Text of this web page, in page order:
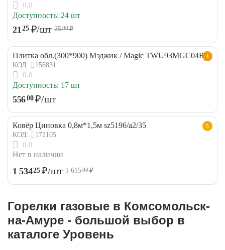
0.0
Доступность: 24 шт
21 25 ₽/шт 2500 ₽
4
Плитка обл.(300*900) Мэджик / Magic TWU93MGC04R
КОД: 156831
0.0
Доступность: 17 шт
55600 ₽/шт
5
Ковёр Циновка 0,8м*1,5м sz5196/a2/35
КОД: 172105
0.0
Нет в наличии
1 53425 ₽/шт 1 61500₽
Горелки газовые в Комсомольск-
на-Амуре - большой выбор в
каталоге Уровень